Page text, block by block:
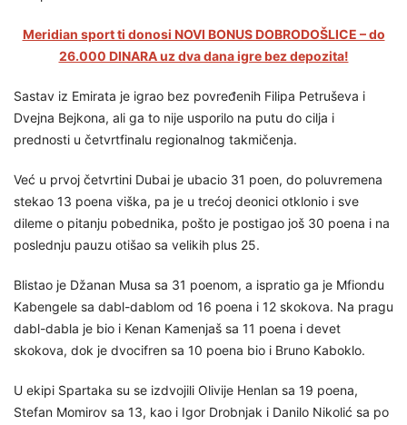
Meridian sport ti donosi NOVI BONUS DOBRODOŠLICE – do
26.000 DINARA uz dva dana igre bez depozita!
Sastav iz Emirata je igrao bez povređenih Filipa Petruševa i
Dvejna Bejkona, ali ga to nije usporilo na putu do cilja i
prednosti u četvrtfinalu regionalnog takmičenja.
Već u prvoj četvrtini Dubai je ubacio 31 poen, do poluvremena
stekao 13 poena viška, pa je u trećoj deonici otklonio i sve
dileme o pitanju pobednika, pošto je postigao još 30 poena i na
poslednju pauzu otišao sa velikih plus 25.
Blistao je Džanan Musa sa 31 poenom, a ispratio ga je Mfiondu
Kabengele sa dabl-dablom od 16 poena i 12 skokova. Na pragu
dabl-dabla je bio i Kenan Kamenjaš sa 11 poena i devet
skokova, dok je dvocifren sa 10 poena bio i Bruno Kaboklo.
U ekipi Spartaka su se izdvojili Olivije Henlan sa 19 poena,
Stefan Momirov sa 13, kao i Igor Drobnjak i Danilo Nikolić sa po